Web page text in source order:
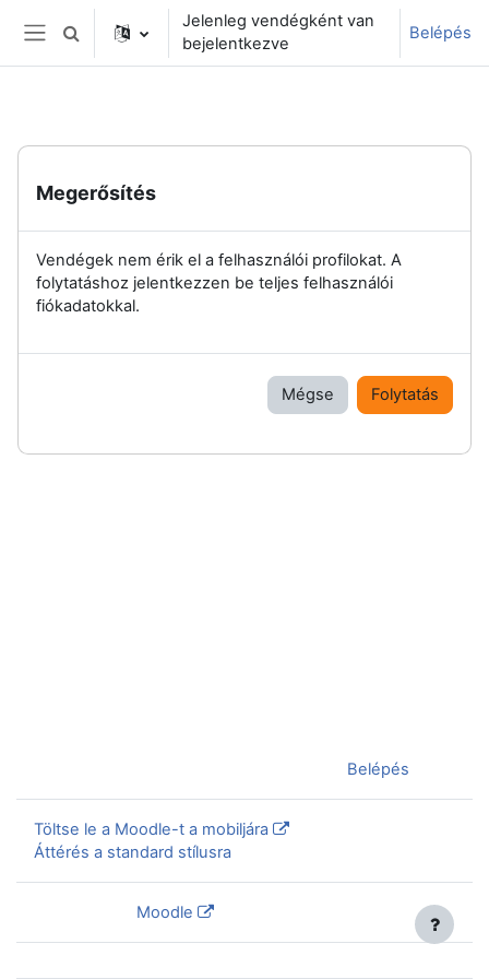
Tovább a fő tartalomhoz
Oldalpanel
Keresési bemeneti adatok váltása
Jelenleg vendégként van
bejelentkezve
Belépés
Megerősítés
Vendégek nem érik el a felhasználói profilokat. A
folytatáshoz jelentkezzen be teljes felhasználói
fiókadatokkal.
Mégse Folytatás
Belépés
Töltse le a Moodle-t a mobiljára
Áttérés a standard stílusra
Moodle